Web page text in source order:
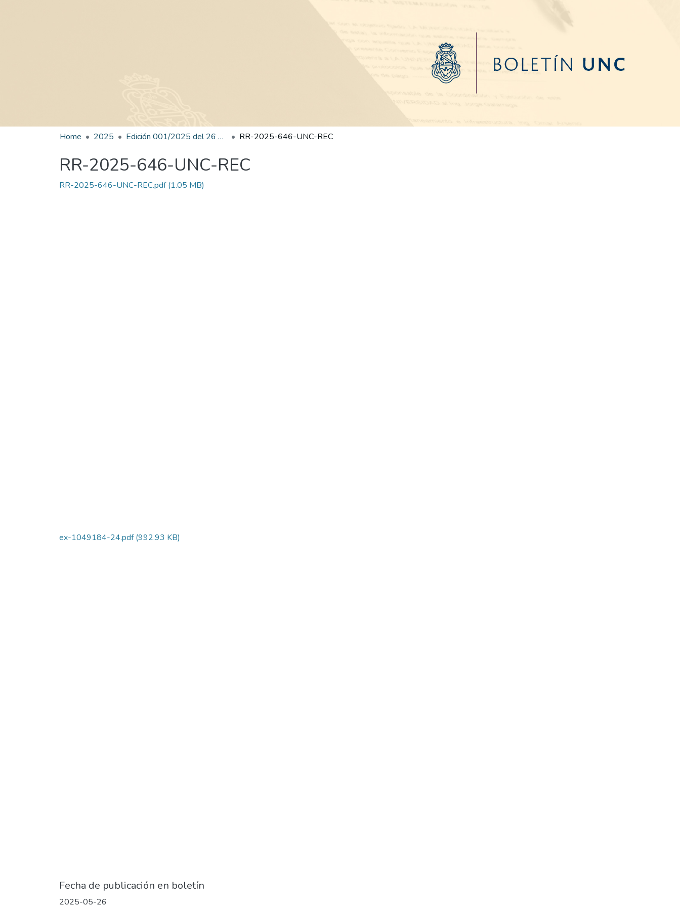
Home 2025 Edición 001/2025 del 26 de mayo de 2025 RR-2025-646-UNC-REC
RR-2025-646-UNC-REC
RR-2025-646-UNC-REC.pdf(1.05 MB)
ex-1049184-24.pdf(992.93 KB)
Fecha de publicación en boletín
2025-05-26